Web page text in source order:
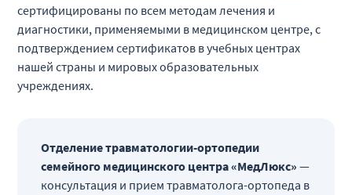
сертифицированы по всем методам лечения и
диагностики, применяемыми в медицинском центре, с
подтверждением сертификатов в учебных центрах
нашей страны и мировых образовательных
учреждениях.
Отделение травматологии-ортопедии
семейного медицинского центра «МедЛюкс» —
консультация и прием травматолога-ортопеда в